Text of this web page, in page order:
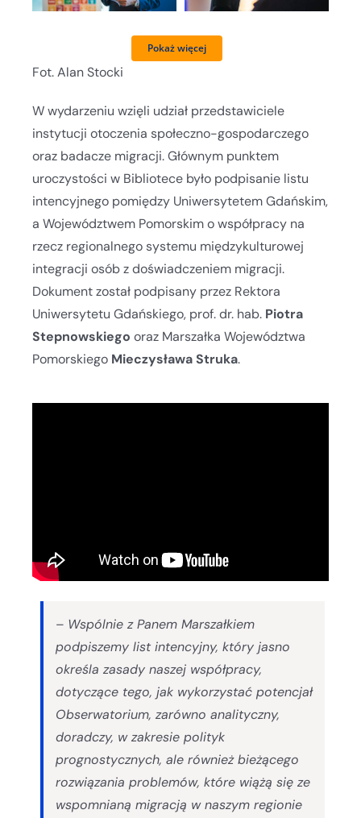
Pokaż więcej
Fot. Alan Stocki
W wydarzeniu wzięli udział przedstawiciele
instytucji otoczenia społeczno-gospodarczego
oraz badacze migracji. Głównym punktem
uroczystości w Bibliotece było podpisanie listu
intencyjnego pomiędzy Uniwersytetem Gdańskim,
a Województwem Pomorskim o współpracy na
rzecz regionalnego systemu międzykulturowej
integracji osób z doświadczeniem migracji.
Dokument został podpisany przez Rektora
Uniwersytetu Gdańskiego, prof. dr. hab. Piotra
Stepnowskiego oraz Marszałka Województwa
Pomorskiego Mieczysława Struka.
– Wspólnie z Panem Marszałkiem
podpiszemy list intencyjny, który jasno
określa zasady naszej współpracy,
dotyczące tego, jak wykorzystać potencjał
Obserwatorium, zarówno analityczny,
doradczy, w zakresie polityk
prognostycznych, ale również bieżącego
rozwiązania problemów, które wiążą się ze
wspomnianą migracją w naszym regionie